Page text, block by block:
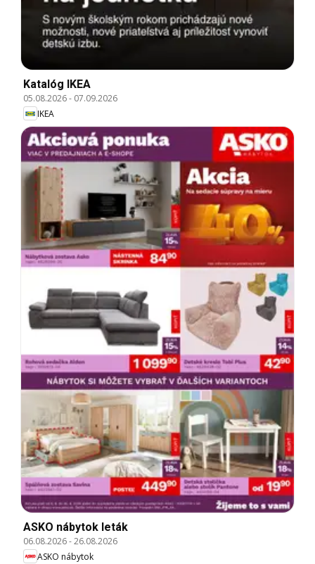
Katalóg IKEA
05.08.2026- 07.09.2026
IKEA
ASKO nábytok leták
06.08.2026-26.08.2026
ASKO nábytok